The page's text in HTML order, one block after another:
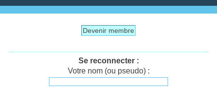
Devenir membre
Se reconnecter :
Votre nom (ou pseudo) :